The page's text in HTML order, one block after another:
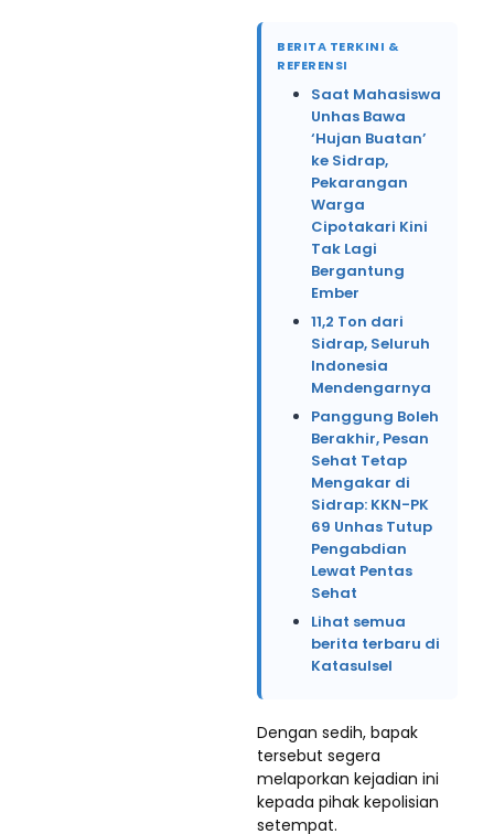
BERITA TERKINI &
REFERENSI
Saat Mahasiswa
Unhas Bawa
‘Hujan Buatan’
ke Sidrap,
Pekarangan
Warga
Cipotakari Kini
Tak Lagi
Bergantung
Ember
11,2 Ton dari
Sidrap, Seluruh
Indonesia
Mendengarnya
Panggung Boleh
Berakhir, Pesan
Sehat Tetap
Mengakar di
Sidrap: KKN-PK
69 Unhas Tutup
Pengabdian
Lewat Pentas
Sehat
Lihat semua
berita terbaru di
Katasulsel
Dengan sedih, bapak
tersebut segera
melaporkan kejadian ini
kepada pihak kepolisian
setempat.